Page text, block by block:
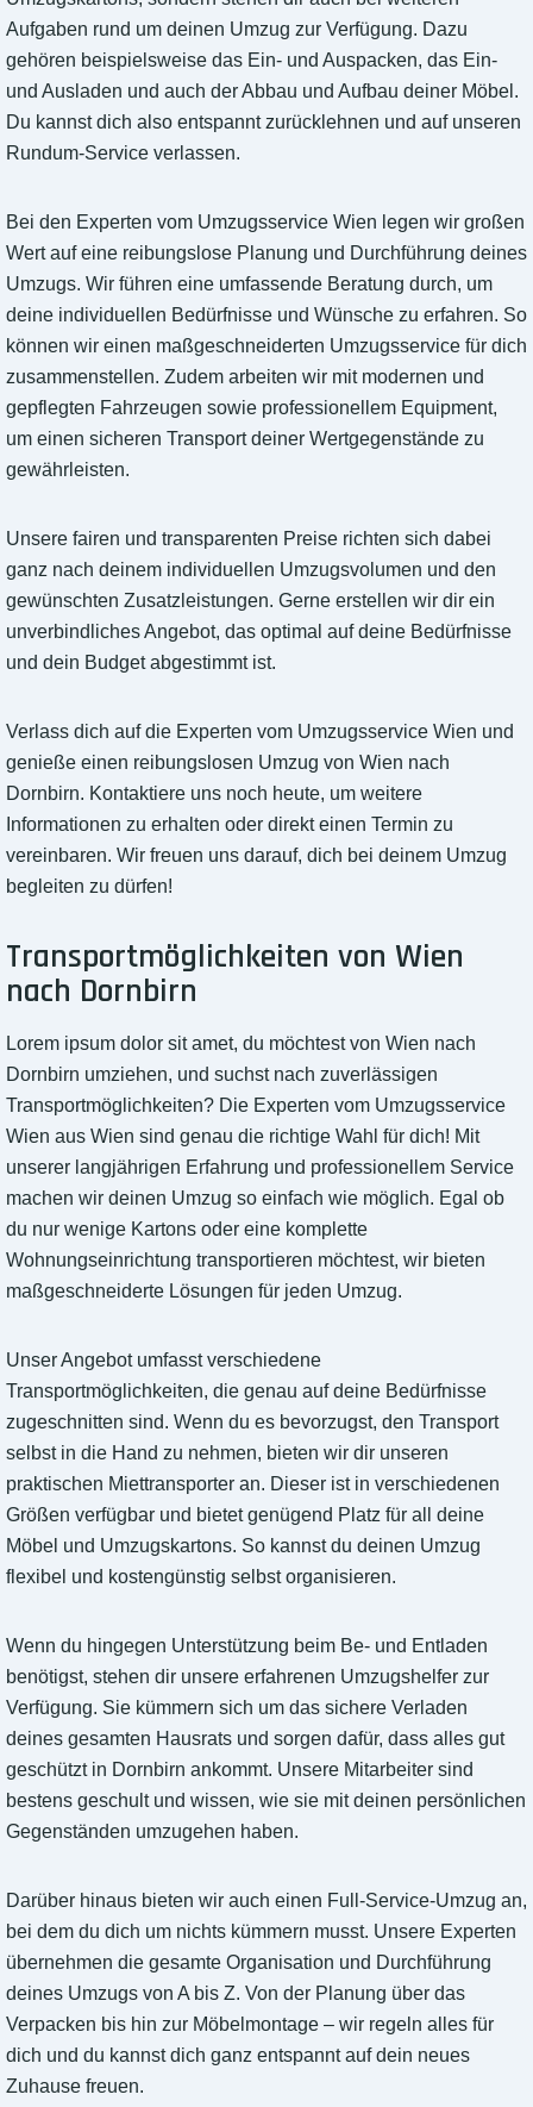
Aufgaben rund um deinen Umzug zur Verfügung. Dazu
gehören beispielsweise das Ein- und Auspacken, das Ein-
und Ausladen und auch der Abbau und Aufbau deiner Möbel.
Du kannst dich also entspannt zurücklehnen und auf unseren
Rundum-Service verlassen.
Bei den Experten vom Umzugsservice Wien legen wir großen
Wert auf eine reibungslose Planung und Durchführung deines
Umzugs. Wir führen eine umfassende Beratung durch, um
deine individuellen Bedürfnisse und Wünsche zu erfahren. So
können wir einen maßgeschneiderten Umzugsservice für dich
zusammenstellen. Zudem arbeiten wir mit modernen und
gepflegten Fahrzeugen sowie professionellem Equipment,
um einen sicheren Transport deiner Wertgegenstände zu
gewährleisten.
Unsere fairen und transparenten Preise richten sich dabei
ganz nach deinem individuellen Umzugsvolumen und den
gewünschten Zusatzleistungen. Gerne erstellen wir dir ein
unverbindliches Angebot, das optimal auf deine Bedürfnisse
und dein Budget abgestimmt ist.
Verlass dich auf die Experten vom Umzugsservice Wien und
genieße einen reibungslosen Umzug von Wien nach
Dornbirn. Kontaktiere uns noch heute, um weitere
Informationen zu erhalten oder direkt einen Termin zu
vereinbaren. Wir freuen uns darauf, dich bei deinem Umzug
begleiten zu dürfen!
Transportmöglichkeiten von Wien
nach Dornbirn
Lorem ipsum dolor sit amet, du möchtest von Wien nach
Dornbirn umziehen, und suchst nach zuverlässigen
Transportmöglichkeiten? Die Experten vom Umzugsservice
Wien aus Wien sind genau die richtige Wahl für dich! Mit
unserer langjährigen Erfahrung und professionellem Service
machen wir deinen Umzug so einfach wie möglich. Egal ob
du nur wenige Kartons oder eine komplette
Wohnungseinrichtung transportieren möchtest, wir bieten
maßgeschneiderte Lösungen für jeden Umzug.
Unser Angebot umfasst verschiedene
Transportmöglichkeiten, die genau auf deine Bedürfnisse
zugeschnitten sind. Wenn du es bevorzugst, den Transport
selbst in die Hand zu nehmen, bieten wir dir unseren
praktischen Miettransporter an. Dieser ist in verschiedenen
Größen verfügbar und bietet genügend Platz für all deine
Möbel und Umzugskartons. So kannst du deinen Umzug
flexibel und kostengünstig selbst organisieren.
Wenn du hingegen Unterstützung beim Be- und Entladen
benötigst, stehen dir unsere erfahrenen Umzugshelfer zur
Verfügung. Sie kümmern sich um das sichere Verladen
deines gesamten Hausrats und sorgen dafür, dass alles gut
geschützt in Dornbirn ankommt. Unsere Mitarbeiter sind
bestens geschult und wissen, wie sie mit deinen persönlichen
Gegenständen umzugehen haben.
Darüber hinaus bieten wir auch einen Full-Service-Umzug an,
bei dem du dich um nichts kümmern musst. Unsere Experten
übernehmen die gesamte Organisation und Durchführung
deines Umzugs von A bis Z. Von der Planung über das
Verpacken bis hin zur Möbelmontage – wir regeln alles für
dich und du kannst dich ganz entspannt auf dein neues
Zuhause freuen.